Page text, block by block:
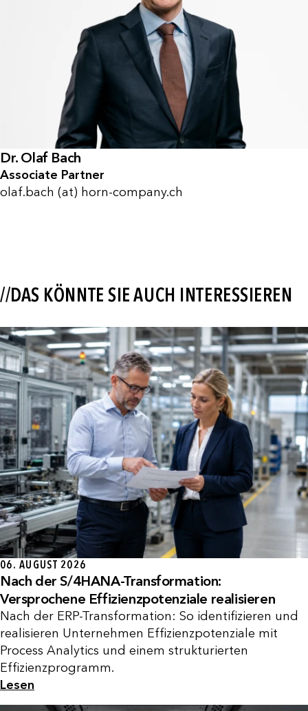
Dr. Olaf Bach
Associate Partner
olaf.bach (at) horn-company.ch
//DAS KÖNNTE SIE AUCH INTERESSIEREN
06. AUGUST 2026
Nach der S/4HANA-Transformation:
Versprochene Effizienzpotenziale realisieren
Nach der ERP-Transformation: So identifizieren und
realisieren Unternehmen Effizienzpotenziale mit
Process Analytics und einem strukturierten
Effizienzprogramm.
Lesen